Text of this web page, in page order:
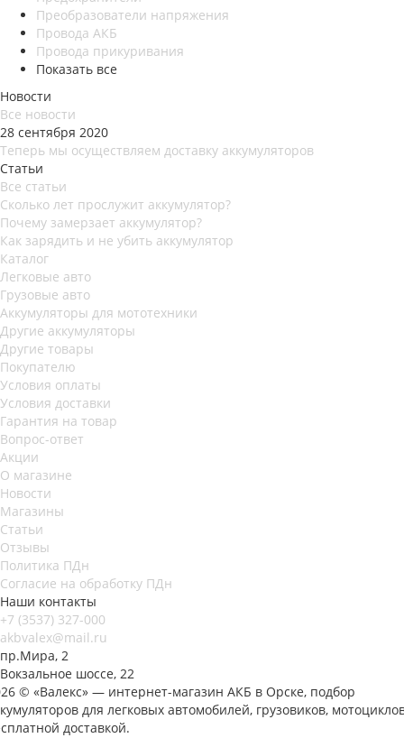
Преобразователи напряжения
Провода АКБ
Провода прикуривания
Показать все
Новости
Все новости
28 сентября 2020
Теперь мы осуществляем доставку аккумуляторов
Статьи
Все статьи
Сколько лет прослужит аккумулятор?
Почему замерзает аккумулятор?
Как зарядить и не убить аккумулятор
Каталог
Легковые авто
Грузовые авто
Аккумуляторы для мототехники
Другие аккумуляторы
Другие товары
Покупателю
Условия оплаты
Условия доставки
Гарантия на товар
Вопрос-ответ
Акции
О магазине
Новости
Магазины
Статьи
Отзывы
Политика ПДн
Согласие на обработку ПДн
Наши контакты
+7 (3537) 327-000
akbvalex@mail.ru
пр.Мира, 2
Вокзальное шоссе, 22
© «Валекс» — интернет-магазин АКБ в Орске, подбор
для легковых автомобилей, грузовиков,
доставкой.